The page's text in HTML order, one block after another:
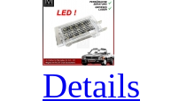
Details